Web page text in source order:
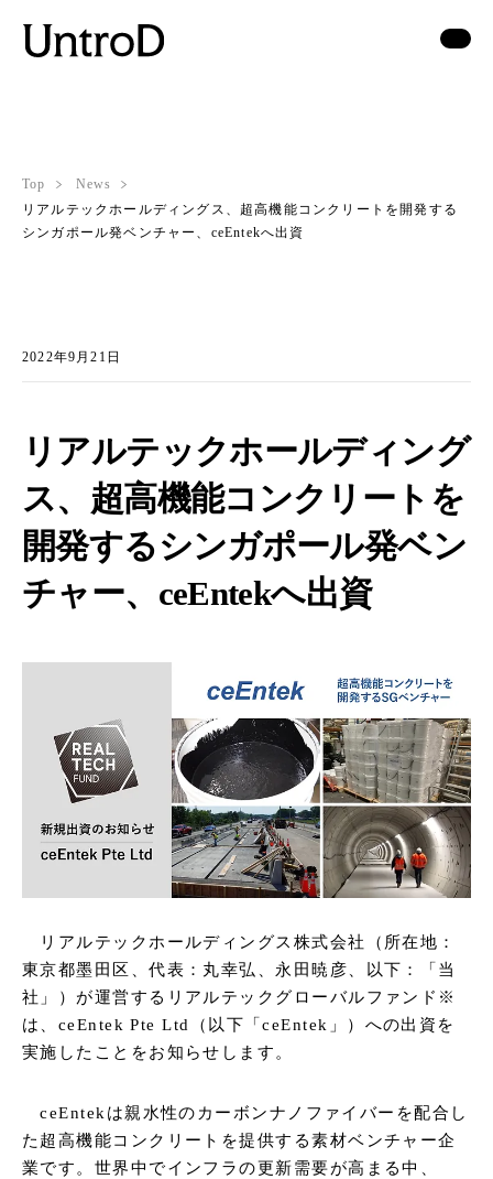
Top
News
リアルテックホールディングス、超高機能コンクリートを開発する
シンガポール発ベンチャー、ceEntekへ出資
2022年9月21日
リアルテックホールディング
ス、超高機能コンクリートを
開発するシンガポール発ベン
チャー、ceEntekへ出資
リアルテックホールディングス株式会社（所在地：
東京都墨田区、代表：丸幸弘、永田暁彦、以下：「当
社」）が運営するリアルテックグローバルファンド※
は、ceEntek Pte Ltd（以下「ceEntek」）への出資を
実施したことをお知らせします。
ceEntekは親水性のカーボンナノファイバーを配合し
た超高機能コンクリートを提供する素材ベンチャー企
業です。世界中でインフラの更新需要が高まる中、